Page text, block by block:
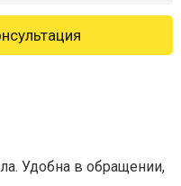
Удобна в обращении,